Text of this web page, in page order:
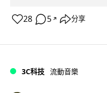
28 5 ↗ 分享
3C科技 流動音樂